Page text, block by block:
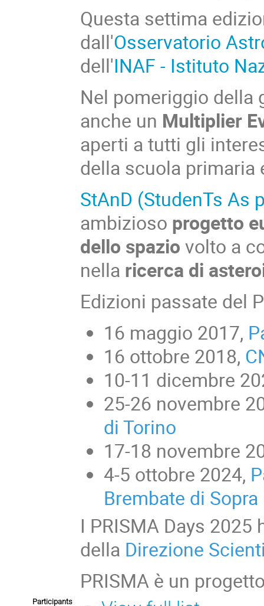
Questa settima
dall'Osservatorio
dell'INAF - Istituto
Nel pomeriggio della
anche un Multiplier
aperti a tutti gli
della scuola primaria
StAnD (StudenTs As
ambizioso progetto
dello spazio volto a
nella ricerca di
Edizioni passate del
16 maggio 2017,
16 ottobre 2018,
10-11 dicembre
25-26 novembre
di Torino
17-18 novembre
4-5 ottobre 2024,
Brembate di Sopra
I PRISMA Days
della Direzione
PRISMA è un
Participants